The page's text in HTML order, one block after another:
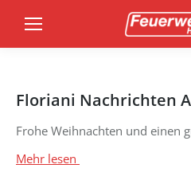
Floriani Nachrichten
Frohe Weihnachten und einen
Mehr lesen